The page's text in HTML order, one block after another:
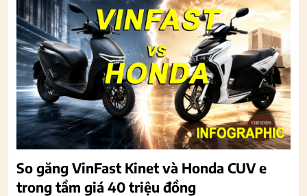
So găng VinFast Kinet và Honda CUV e
trong tầm giá 40 triệu đồng